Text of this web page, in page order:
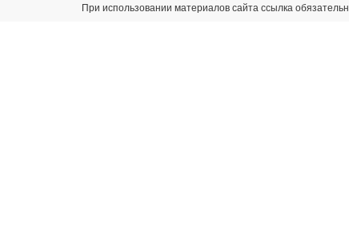
При использовании материалов сайта ссылка